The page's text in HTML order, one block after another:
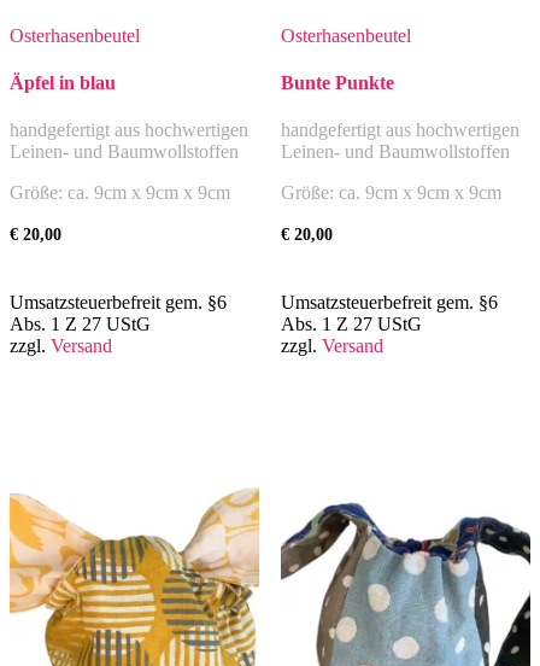
Osterhasenbeutel
Äpfel in blau
handgefertigt aus hochwertigen
Leinen- und Baumwollstoffen
Größe: ca. 9cm x 9cm x 9cm
€ 20,00
Umsatzsteuerbefreit gem. §6
Abs. 1 Z 27 UStG
zzgl. Versand
Osterhasenbeutel
Bunte Punkte
handgefertigt aus hochwertigen
Leinen- und Baumwollstoffen
Größe: ca. 9cm x 9cm x 9cm
€20,00
Umsatzsteuerbefreit gem. §6
Abs. 1 Z 27 UStG
zzgl. Versand